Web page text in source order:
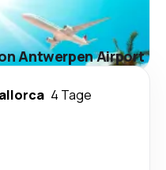
Antwerpen Airport
4 Tage